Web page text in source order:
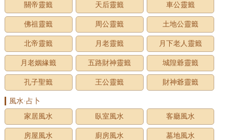
關帝靈籤 天后靈籤 車公靈籤
佛祖靈籤 周公靈籤 土地公靈籤
北帝靈籤 月老靈籤 月下老人靈籤
月老姻緣籤 五路財神靈籤 城隍爺靈籤
孔子聖籤 王公靈籤 財神爺靈籤
風水·占卜
家居風水
臥室風水 客廳風水
房屋風水 廚房風水 墓地風水